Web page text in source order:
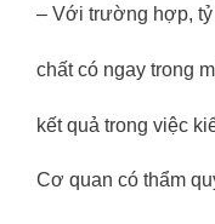
– Với trường hợp, tỷ
chất có ngay trong
kết quả trong việc
Cơ quan có thẩm